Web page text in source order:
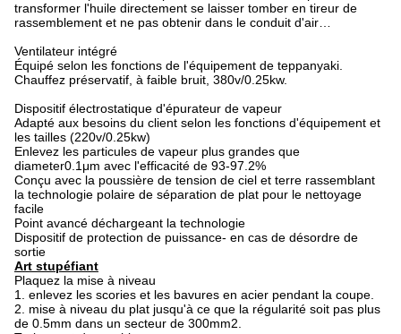
transformer l'huile directement se laisser tomber en tireur de
rassemblement et ne pas obtenir dans le conduit d'air…
Ventilateur intégré
Équipé selon les fonctions de l'équipement de teppanyaki.
Chauffez préservatif, à faible bruit, 380v/0.25kw.
Dispositif électrostatique d'épurateur de vapeur
Adapté aux besoins du client selon les fonctions d'équipement et
les tailles (220v/0.25kw)
Enlevez les particules de vapeur plus grandes que
diameter0.1μm avec l'efficacité de 93-97.2%
Conçu avec la poussière de tension de ciel et terre rassemblant
la technologie polaire de séparation de plat pour le nettoyage
facile
Point avancé déchargeant la technologie
Dispositif de protection de puissance- en cas de désordre de
sortie
Art stupéfiant
Plaquez la mise à niveau
1. enlevez les scories et les bavures en acier pendant la coupe.
2. mise à niveau du plat jusqu'à ce que la régularité soit pas plus
de 0.5mm dans un secteur de 300mm2.